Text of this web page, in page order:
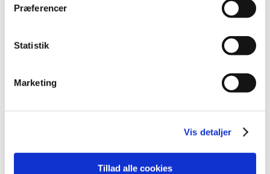
Præferencer
Statistik
Marketing
Vis detaljer
Tillad alle cookies
2013 (3)
2011 (13)
2007 (3)